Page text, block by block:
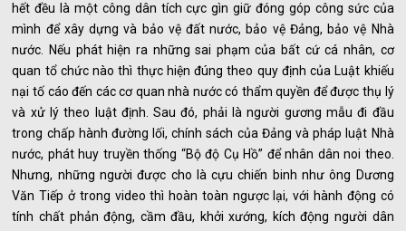
hết đều là một công dân tích cực gìn giữ đóng góp công sức của
mình để xây dựng và bảo vệ đất nước, bảo vệ Đảng, bảo vệ Nhà
nước. Nếu phát hiện ra những sai phạm của bất cứ cá nhân, cơ
quan tổ chức nào thì thực hiện đúng theo quy định của Luật khiếu
nại tố cáo đến các cơ quan nhà nước có thẩm quyền để được thụ lý
và xử lý theo luật định. Sau đó, phải là người gương mẫu đi đầu
trong chấp hành đường lối, chính sách của Đảng và pháp luật Nhà
nước, phát huy truyền thống “Bộ độ Cụ Hồ” để nhân dân noi theo.
Nhưng, những người được cho là cựu chiến binh như ông Dương
Văn Tiếp ở trong video thì hoàn toàn ngược lại, với hành động có
tính chất phản động, cầm đầu, khởi xướng, kích động người dân